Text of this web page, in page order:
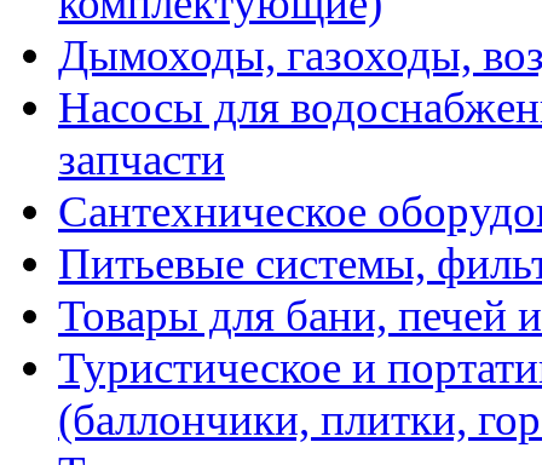
Дымоходы, газоходы,
Насосы для
запчасти
Сантехническое
Питьевые системы,
Товары для бани, печей
Туристическое и
(баллончики, плитки,